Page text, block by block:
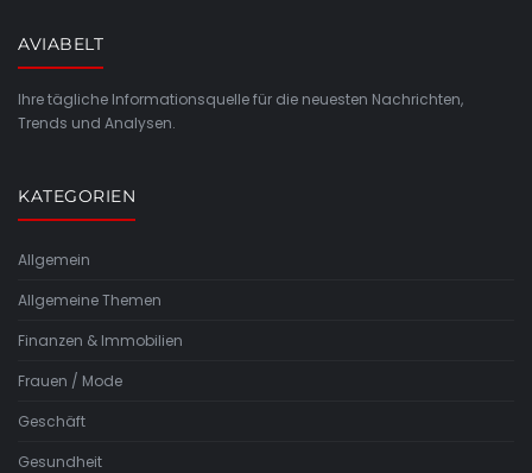
AVIABELT
Ihre tägliche Informationsquelle für die neuesten Nachrichten,
Trends und Analysen.
KATEGORIEN
Allgemein
Allgemeine Themen
Finanzen & Immobilien
Frauen / Mode
Geschäft
Gesundheit